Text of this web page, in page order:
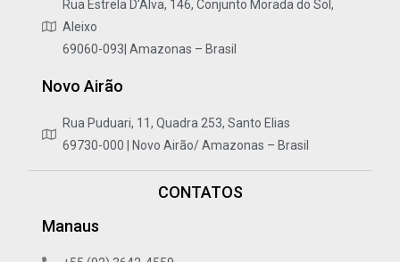
Rua Estrela D’Alva, 146, Conjunto Morada do Sol,
Aleixo
69060-093| Amazonas – Brasil
Novo Airão
Rua Puduari, 11, Quadra 253, Santo Elias
69730-000 | Novo Airão/ Amazonas – Brasil
CONTATOS
Manaus